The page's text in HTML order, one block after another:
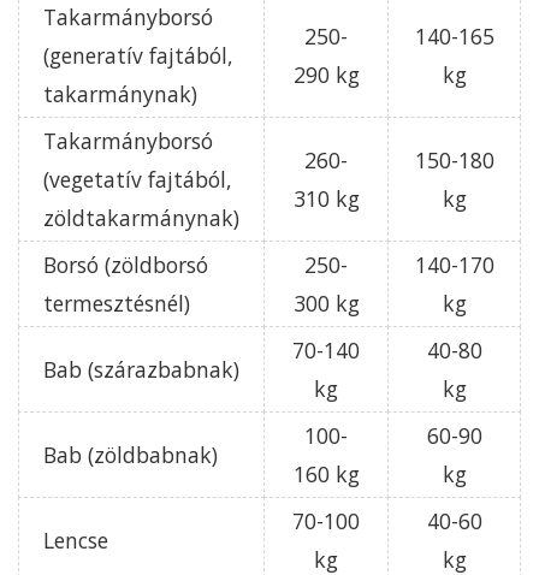
Takarmányborsó
(generatív fajtából,
takarmánynak)
250-
290 kg
140-165
kg
Takarmányborsó
(vegetatív fajtából,
zöldtakarmánynak)
260-
310 kg
150-180
kg
Borsó (zöldborsó
termesztésnél)
250-
300 kg
140-170
kg
Bab (szárazbabnak)
70-140
kg
40-80
kg
Bab (zöldbabnak)
100-
160 kg
60-90
kg
Lencse
70-100
kg
40-60
kg